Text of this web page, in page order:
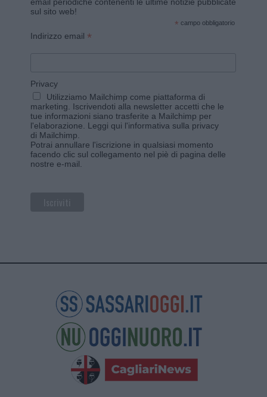
sul sito web!
* campo obbligatorio
Indirizzo email *
Privacy
Utilizziamo Mailchimp come piattaforma di
marketing. Iscrivendoti alla newsletter accetti che le
tue informazioni siano trasferite a Mailchimp per
l'elaborazione. Leggi qui l'informativa sulla privacy
di Mailchimp
Potrai annullare l'iscrizione in qualsiasi momento
facendo clic sul collegamento nel piè di pagina delle
nostre e-mail.